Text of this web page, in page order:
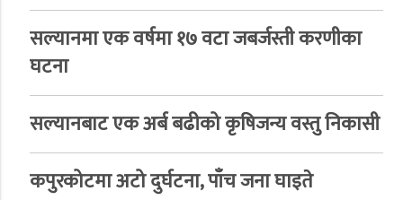
सल्यानमा एक वर्षमा १७ वटा जबर्जस्ती करणीका
घटना
सल्यानबाट एक अर्ब बढीको कृषिजन्य वस्तु निकासी
कपुरकोटमा अटो दुर्घटना, पाँच जना घाइते